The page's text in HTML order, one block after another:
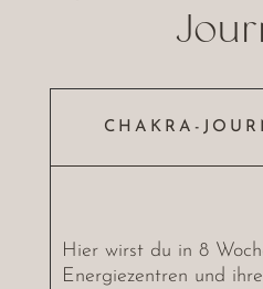
CHAKRA-
Hier wirst du in 8
Energiezentren und